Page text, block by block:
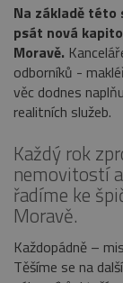
Na základě této
psát nová
Moravě.
odborníků -
věc dodnes
realitních služeb.
Každý rok
nemovitostí
řadíme ke
Moravě.
Každopádně –
Těšíme se na